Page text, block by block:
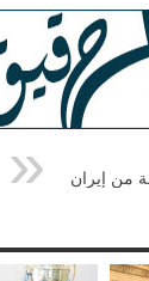
من إيران